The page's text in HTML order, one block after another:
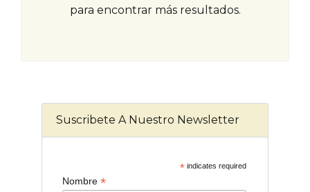
para encontrar más resultados.
Suscribete A Nuestro Newsletter
*indicates required
Nombre *